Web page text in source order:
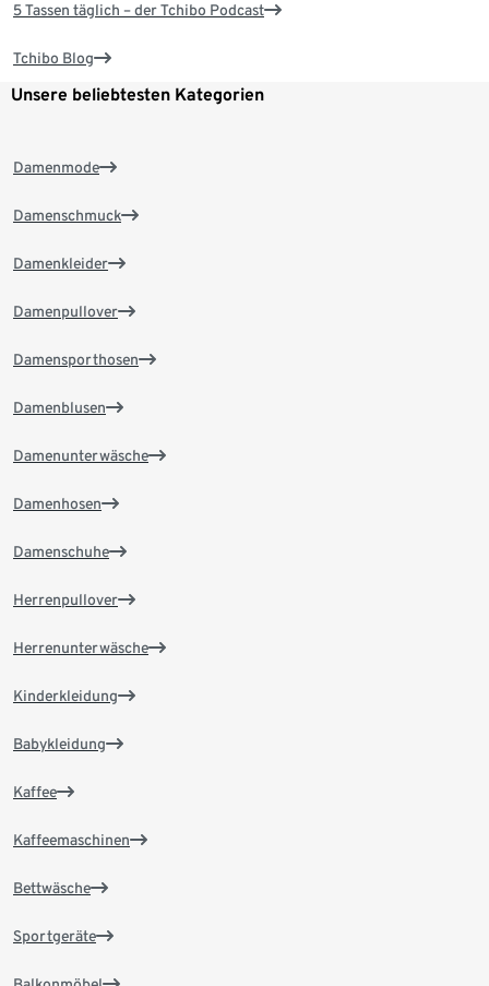
5 Tassen täglich – der Tchibo Podcast
Tchibo Blog
Unsere beliebtesten Kategorien
Damenmode
Damenschmuck
Damenkleider
Damenpullover
Damensporthosen
Damenblusen
Damenunterwäsche
Damenhosen
Damenschuhe
Herrenpullover
Herrenunterwäsche
Kinderkleidung
Babykleidung
Kaffee
Kaffeemaschinen
Bettwäsche
Sportgeräte